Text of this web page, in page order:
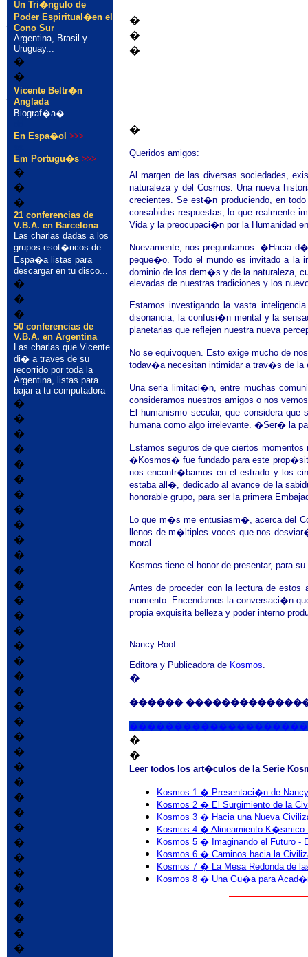
�
�
�
�
Queridos amigos:
Al margen de las diversas sociedades,
naturaleza y del Cosmos. Una nueva
crecientes. Se est�n produciendo, en
consabidas respuestas, lo que realmente
Vida y la preocupaci�n por la Humanidad
Nuevamente, nos preguntamos: �Hacia
peque�o. Todo el mundo es invitado a la
dominio de los dem�s y de la naturaleza,
elevadas de nuestras tradiciones y los
Estamos investigando la vasta
disonancia, la confusi�n mental y la
planetarias que reflejen nuestra nueva
No se equivoquen. Esto exige mucho de
todav�a necesitan intimidar a trav�s de la
Una seria limitaci�n, entre muchas
consideramos nuestros amigos o nos
El humanismo secular, que considera
humana como algo irrelevante. �Ser� la
Estamos seguros de que ciertos
�Kosmos� fue fundado para este
nos encontr�bamos en el estrado y los
estaba all�, dedicado al avance de la
honorable grupo, para ser la primera
Lo que m�s me entusiasm�, acerca del
llenos de m�ltiples voces que nos
moral.
Kosmos tiene el honor de presentar, para
Antes de proceder con la lectura de
momento. Encendamos la conversaci�n
propia exquisita belleza y poder interno
Nancy Roof
Editora y Publicadora de Kosmos.
�
������
�
�
Leer todos los art�culos de la Serie
Kosmos 1 � Presentaci�n de
Kosmos 2 � El Surgimiento de la
Kosmos 3 � Hacia una Nueva
Kosmos 4 � Alineamiento K�smico
Kosmos 5 � Imaginando el Futuro -
Kosmos 6 � Caminos hacia la
Kosmos 7 � La Mesa Redonda de
Kosmos 8 � Una Gu�a para
�
�
�
Un Tri�ngulo de
Poder Espiritual�en el
Cono Sur
Argentina, Brasil y
Uruguay...
�
�
Vicente Beltr�n
Anglada
Biograf�a�
En Espa�ol >>>
Em Portugu�s >>>
�
�
�
21 conferencias de
V.B.A. en Barcelona
Las charlas dadas a los
grupos esot�ricos de
Espa�a listas para
descargar en tu disco...
�
�
�
50 conferencias de
V.B.A. en Argentina
Las charlas que Vicente
di� a traves de su
recorrido por toda la
Argentina, listas para
bajar a tu computadora
�
�
�
�
�
�
�
�
�
�
�
�
�
�
�
�
�
�
�
�
�
�
�
�
�
�
�
�
�
�
�
�
�
�
�
�
�